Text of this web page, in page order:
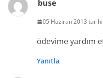
buse
05 Haziran 2013
ödevime yardım
Yanıtla